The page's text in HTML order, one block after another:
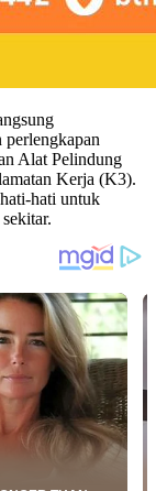
perlengkapan
Alat Pelindung
Kerja (K3).
hati untuk